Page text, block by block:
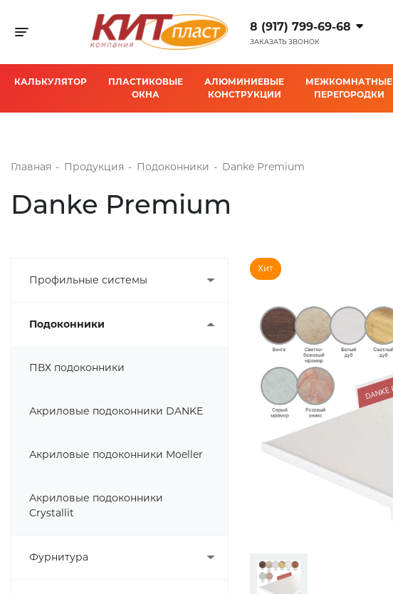
Toggle navigation
8 (917) 799-69-68
ЗАКАЗАТЬ ЗВОНОК
КАЛЬКУЛЯТОР
ПЛАСТИКОВЫЕ
ОКНА
АЛЮМИНИЕВЫЕ
КОНСТРУКЦИИ
МЕЖКОМНАТНЫЕ
ПЕРЕГОРОДКИ
Главная - Продукция - Подоконники - Danke Premium
Danke Premium
Профильные системы
Подоконники
ПВХ подоконники
Акриловые подоконники DANKE
Акриловые подоконники Moeller
Акриловые подоконники
Crystallit
Фурнитура
Хит